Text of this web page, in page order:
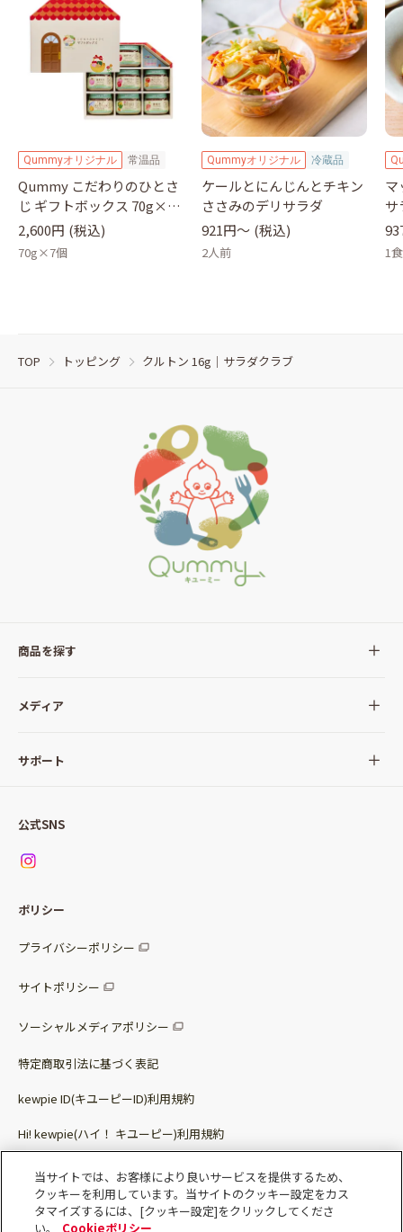
Qummyオリジナル 常温品
Qummy こだわりのひとさ
じ ギフトボックス 70g×7
瓶｜キユーピー
2,600円 (税込)
70g×7個
Qummyオリジナル 冷蔵品
ケールとにんじんとチキン
ささみのデリサラダ
921円〜 (税込)
2人前
マ
サ
1
TOP トッピング クルトン 16g｜サラダクラブ
商品を探す
全ての商品
サラダ
パッケージサラダ
惣菜サラダ
調味料
ベビー・幼児食
その他（カレーなど）
メディア
Qummy(キユーミー)について
サポート
お問い合わせ
公式SNS
ポリシー
プライバシーポリシー
サイトポリシー
ソーシャルメディアポリシー
特定商取引法に基づく表記
kewpie ID(キユーピーID)利用規約
Hi! kewpie(ハイ！ キユーピー)利用規約
Qummy(キユーミー)利用規約​
当サイトでは、お客様により良いサービスを提供するため、
クッキーを利用しています。当サイトのクッキー設定をカス
タマイズするには、[クッキー設定]をクリックしてくださ
い。
Cookieポリシー